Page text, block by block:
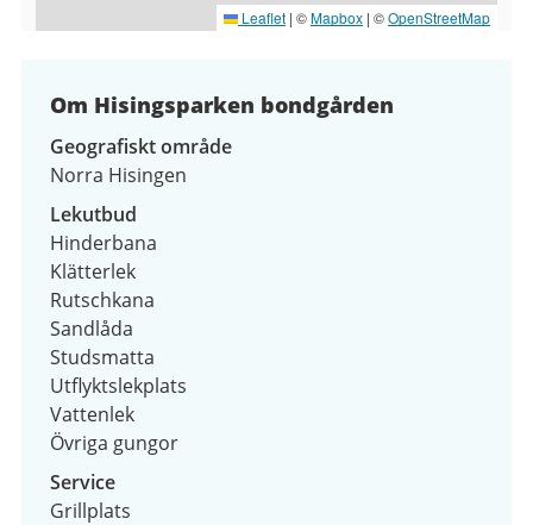
Leaflet | ©Mapbox | ©OpenStreetMap
Om Hisingsparken bondgården
Geografiskt område
Norra Hisingen
Lekutbud
Hinderbana
Klätterlek
Rutschkana
Sandlåda
Studsmatta
Utflyktslekplats
Vattenlek
Övriga gungor
Service
Grillplats